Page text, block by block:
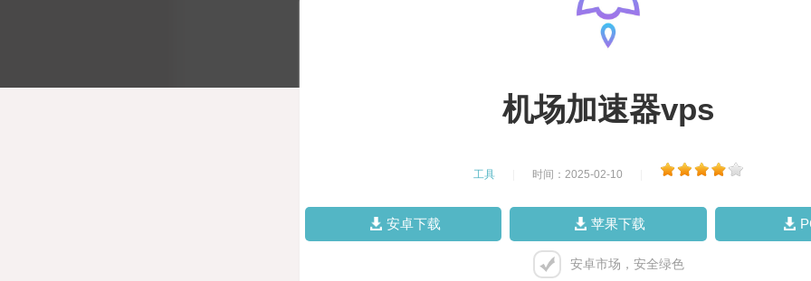
机场加速器vps
工具 时间：2025-02-10
安卓下载 苹果下载
安卓市场，安全绿色